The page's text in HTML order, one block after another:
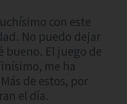
con este
No puedo dejar
bueno. El juego de
me ha
de estos, por
el día.